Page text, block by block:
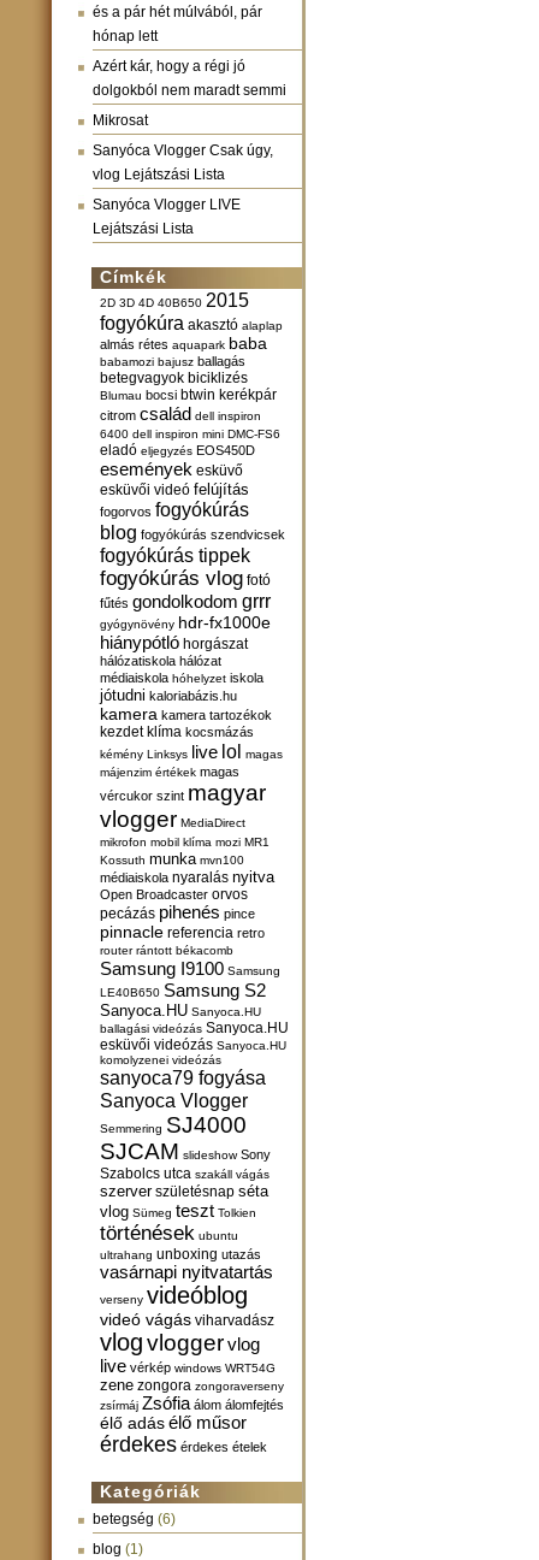
és a pár hét múlvából, pár
hónap lett
Azért kár, hogy a régi jó
dolgokból nem maradt semmi
Mikrosat
Sanyóca Vlogger Csak úgy,
vlog Lejátszási Lista
Sanyóca Vlogger LIVE
Lejátszási Lista
Címkék
2D 3D 4D 40B650 2015
fogyókúra akasztó alaplap
almás rétes aquapark baba
babamozi bajusz ballagás
betegvagyok biciklizés
Blumau bocsi btwin kerékpár
citrom család dell inspiron
6400 dell inspiron mini DMC-FS6
eladó eljegyzés EOS450D
események esküvő
esküvői videó felújítás
fogorvos fogyókúrás
blog fogyókúrás szendvicsek
fogyókúrás tippek
fogyókúrás vlog fotó
fűtés gondolkodom grrr
gyógynövény hdr-fx1000e
hiánypótló horgászat
hálózatiskola hálózat
médiaiskola hóhelyzet iskola
jótudni kaloriabázis.hu
kamera kamera tartozékok
kezdet klíma kocsmázás
kémény Linksys live lol magas
májenzim értékek magas
vércukor szint magyar
vlogger MediaDirect
mikrofon mobil klíma mozi MR1
Kossuth munka mvn100
médiaiskola nyaralás nyitva
Open Broadcaster orvos
pecázás pihenés pince
pinnacle referencia retro
router rántott békacomb
Samsung I9100 Samsung
LE40B650 Samsung S2
Sanyoca.HU Sanyoca.HU
ballagási videózás Sanyoca.HU
esküvői videózás Sanyoca.HU
komolyzenei videózás
sanyoca79 fogyása
Sanyoca Vlogger
Semmering SJ4000
SJCAM slideshow Sony
Szabolcs utca szakáll vágás
szerver születésnap séta
vlog Sümeg teszt Tolkien
történések ubuntu
ultrahang unboxing utazás
vasárnapi nyitvatartás
verseny videóblog
videó vágás viharvadász
vlogvloggervlog
live vérkép windows WRT54G
zene zongora zongoraverseny
zsírmáj Zsófia álom álomfejtés
élő adás élő műsor
érdekes érdekes ételek
Kategóriák
betegség (6)
blog (1)